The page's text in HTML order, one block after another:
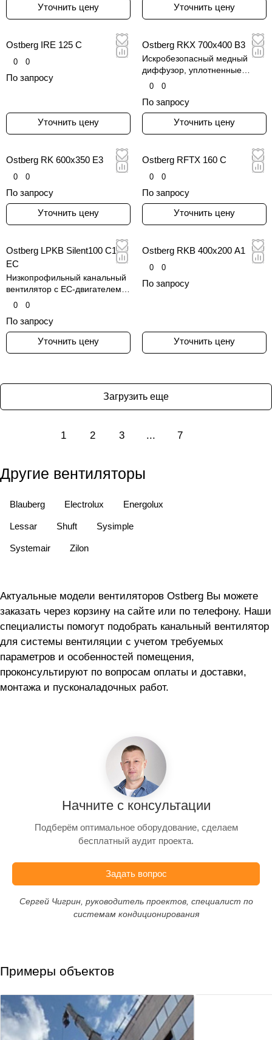
Уточнить цену Уточнить цену
Ostberg IRE 125 C
0 0
По запросу
Уточнить цену
Ostberg RKX 700x400 B3
Искробезопасный медный
диффузор, уплотненные
подшипники и откидная
работы во взрывоопасных
зонах.
0 0
По запросу
Уточнить цену
Ostberg RK 600x350 E3
0 0
По запросу
Уточнить цену
Ostberg RFTX 160 C
0 0
По запросу
Уточнить цену
Ostberg LPKB Silent100 C1
EC
Низкопрофильный канальный
вентилятор с EC-двигателем в
изолированном корпусе для
LPKB Silent
0 0
По запросу
Уточнить цену
Ostberg RKB 400x200 A1
0 0
По запросу
Уточнить цену
Загрузить еще
1 2 3 ... 7
Другие вентиляторы
Blauberg Electrolux Energolux
Lessar Shuft Sysimple
Systemair Zilon
Актуальные модели вентиляторов Ostberg Вы можете
заказать через корзину на сайте или по телефону. Наши
специалисты помогут подобрать канальный вентилятор
для системы вентиляции с учетом требуемых
параметров и особенностей помещения,
проконсультируют по вопросам оплаты и доставки,
монтажа и пусконаладочных работ.
Начните с консультации
Подберём оптимальное оборудование, сделаем
бесплатный аудит проекта.
Задать вопрос
Сергей Чигрин, руководитель проектов, специалист по
системам кондиционирования
Примеры объектов